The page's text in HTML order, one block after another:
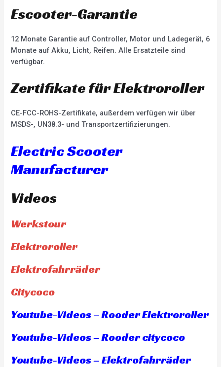
Escooter-Garantie
12 Monate Garantie auf Controller, Motor und Ladegerät, 6
Monate auf Akku, Licht, Reifen. Alle Ersatzteile sind
verfügbar.
Zertifikate für Elektroroller
CE-FCC-ROHS-Zertifikate, außerdem verfügen wir über
MSDS-, UN38.3- und Transportzertifizierungen.
Electric Scooter
Manufacturer
Videos
Werkstour
Elektroroller
Elektrofahrräder
Citycoco
Youtube-Videos – Rooder Elektroroller
Youtube-Videos – Rooder citycoco
Youtube-Videos – Elektrofahrräder